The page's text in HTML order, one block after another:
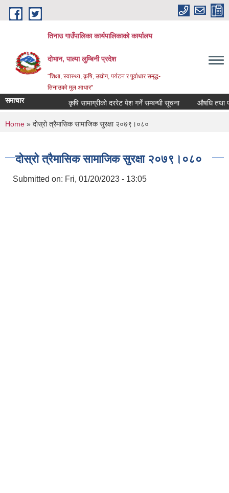
Skip to main content
तिनाउ गाउँपालिका कार्यपालिकाकाे कार्यालय
दोभान, पाल्पा लुम्बिनी प्रदेश
"शिक्षा, स्वास्थ्य, कृषि, उद्योग, पर्यटन र पूर्वाधार समृद्ध-
तिनाउको मुल आधार"
समाचार कृषि सामाग्रीको दररेट पेश गर्ने सम्बन्धी सूचना औषधि तथा
You are here
Home » दोस्रो त्रैमासिक सामाजिक सुरक्षा २०७९।०८०
दोस्रो त्रैमासिक सामाजिक सुरक्षा २०७९।०८०
Submitted on: Fri, 01/20/2023 - 13:05